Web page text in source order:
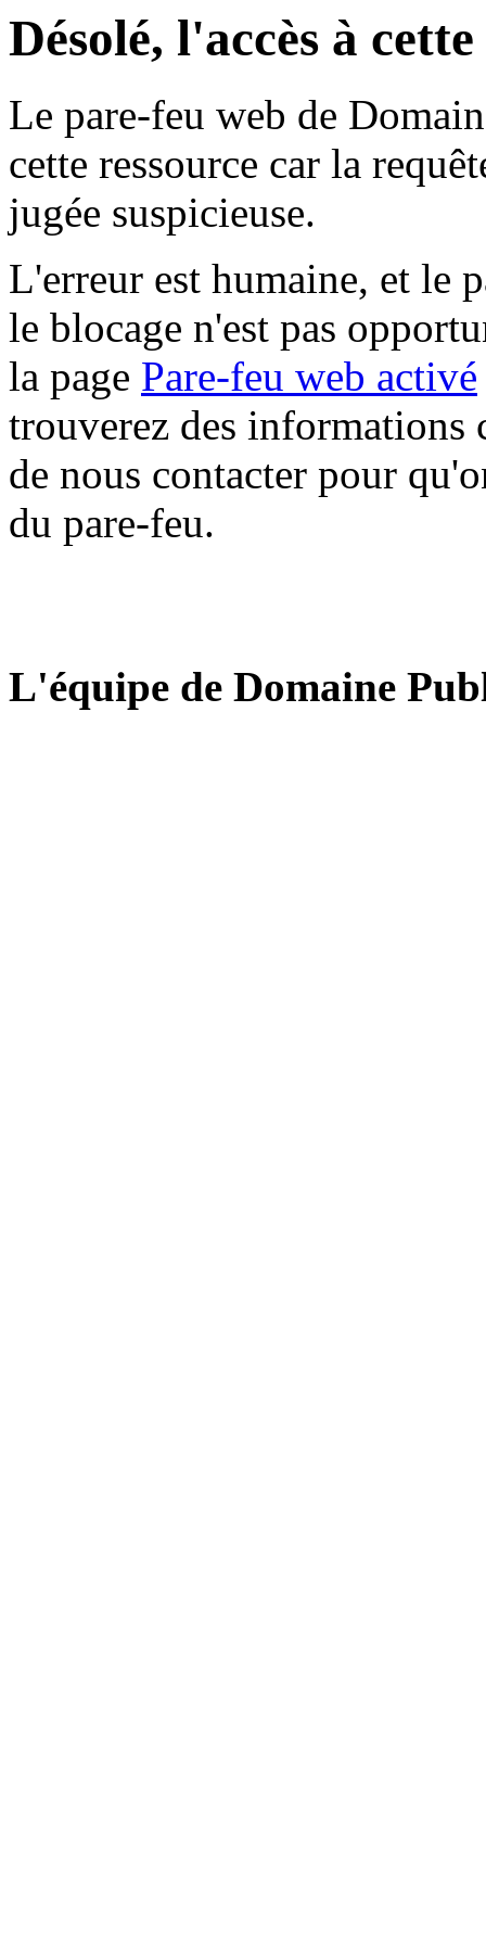
Désolé, l'accès à
Le pare-feu web de
cette ressource car la
jugée suspicieuse.
L'erreur est humaine, et le
le blocage n'est pas
la page Pare-feu web activé
trouverez des informations
de nous contacter pour
du pare-feu.
L'équipe de Domaine